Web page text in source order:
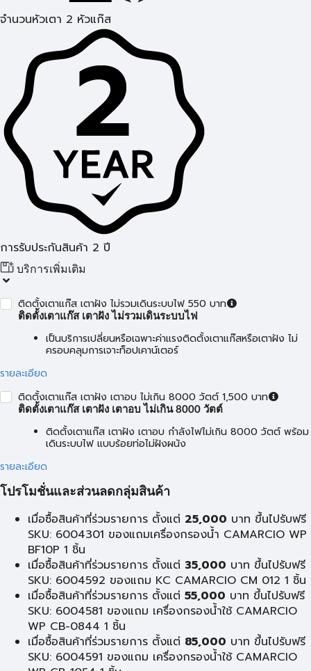
จำนวนหัวเตา 2 หัวแก๊ส
การรับประกันสินค้า 2 ปี
บริการเพิ่มเติม
ติดตั้งเตาแก๊ส เตาฝัง ไม่รวมเดินระบบไฟ 550 บาท
ติดตั้งเตาแก๊ส เตาฝัง ไม่รวมเดินระบบไฟ
เป็นบริการเปลี่ยนหรือเฉพาะค่าแรงติดตั้งเตาแก๊สหรือเตาฝัง ไม่
ครอบคลุมการเจาะท็อปเคาน์เตอร์
รายละเอียด
ติดตั้งเตาแก๊ส เตาฝัง เตาอบ ไม่เกิน 8000 วัตต์ 1,500 บาท
ติดตั้งเตาแก๊ส เตาฝัง เตาอบ ไม่เกิน 8000 วัตต์
ติดตั้งเตาแก๊ส เตาฝัง เตาอบ กำลังไฟไม่เกิน 8000 วัตต์ พร้อม
เดินระบบไฟ แบบร้อยท่อไม่ฝังผนัง
รายละเอียด
โปรโมชั่นและส่วนลดกลุ่มสินค้า
เมื่อซื้อสินค้าที่ร่วมรายการ ตั้งแต่ 25,000 บาท ขึ้นไปรับฟรี
SKU: 6004301 ของแถมเครื่องกรองน้ำ CAMARCIO WP
BF10P 1 ชิ้น
เมื่อซื้อสินค้าที่ร่วมรายการ ตั้งแต่ 35,000 บาท ขึ้นไปรับฟรี
SKU: 6004592 ของแถม KC CAMARCIO CM 012 1 ชิ้น
เมื่อซื้อสินค้าที่ร่วมรายการ ตั้งแต่ 55,000 บาท ขึ้นไปรับฟรี
SKU: 6004581 ของแถม เครื่องกรองน้ำใช้ CAMARCIO
WP CB-0844 1 ชิ้น
เมื่อซื้อสินค้าที่ร่วมรายการ ตั้งแต่ 85,000 บาท ขึ้นไปรับฟรี
SKU: 6004591 ของแถม เครื่องกรองน้ำใช้ CAMARCIO